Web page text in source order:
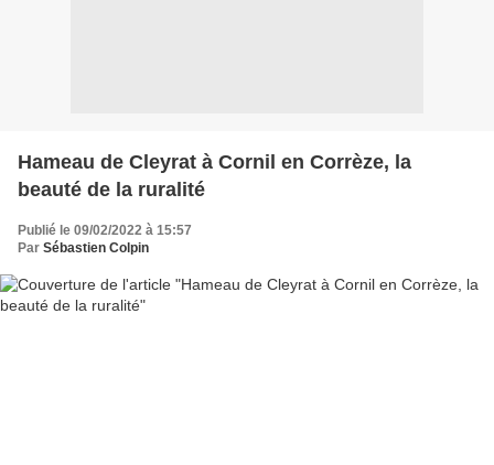
Hameau de Cleyrat à Cornil en Corrèze, la
beauté de la ruralité
Publié le 09/02/2022 à 15:57
Par Sébastien Colpin